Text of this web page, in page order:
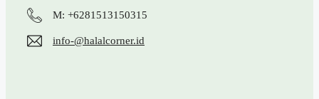
M: +6281513150315
info-@halalcorner.id